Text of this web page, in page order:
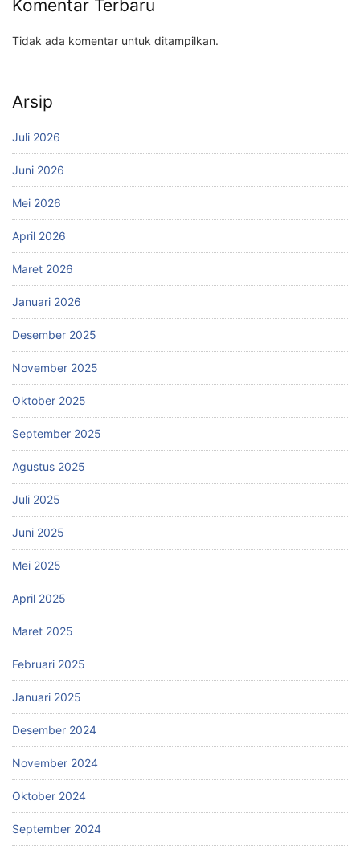
Komentar Terbaru
Tidak ada komentar untuk ditampilkan.
Arsip
Juli 2026
Juni 2026
Mei 2026
April 2026
Maret 2026
Januari 2026
Desember 2025
November 2025
Oktober 2025
September 2025
Agustus 2025
Juli 2025
Juni 2025
Mei 2025
April 2025
Maret 2025
Februari 2025
Januari 2025
Desember 2024
November 2024
Oktober 2024
September 2024